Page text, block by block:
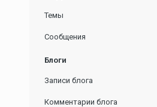
Темы
Сообщения
Блоги
Записи блога
Комментарии блога